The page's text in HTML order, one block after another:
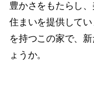
豊かさをもたらし
住まいを提供して
を持つこの家で、
ょうか。